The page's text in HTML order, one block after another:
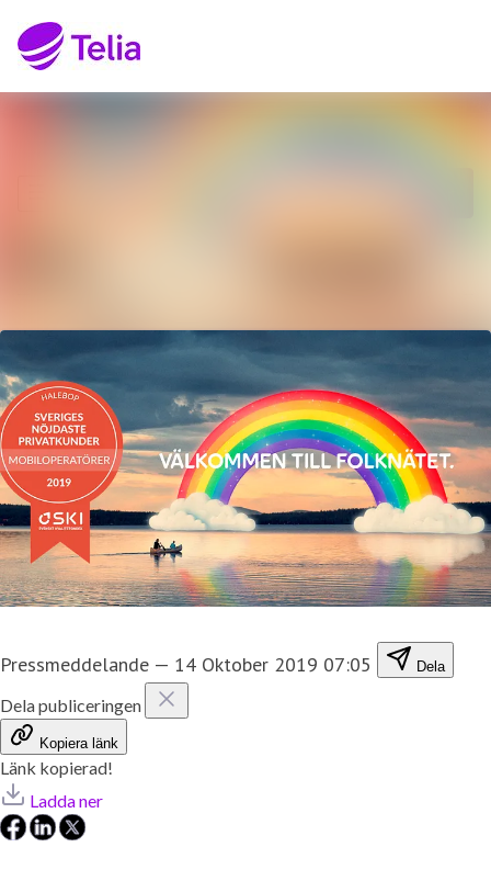
Pressmeddelande — 14 Oktober 2019 07:05 Dela
Dela publiceringen
Kopiera länk
Länk kopierad!
Ladda ner